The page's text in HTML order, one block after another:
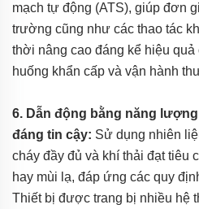
mạch tự động (ATS), giúp đơn
trường cũng như các thao tác
thời nâng cao đáng kể hiệu quả
huống khẩn cấp và vận hành
6. Dẫn động bằng năng
đáng tin cậy: Sử dụng nhiên
cháy đầy đủ và khí thải đạt tiêu
hay mùi lạ, đáp ứng các quy
Thiết bị được trang bị nhiều hệ